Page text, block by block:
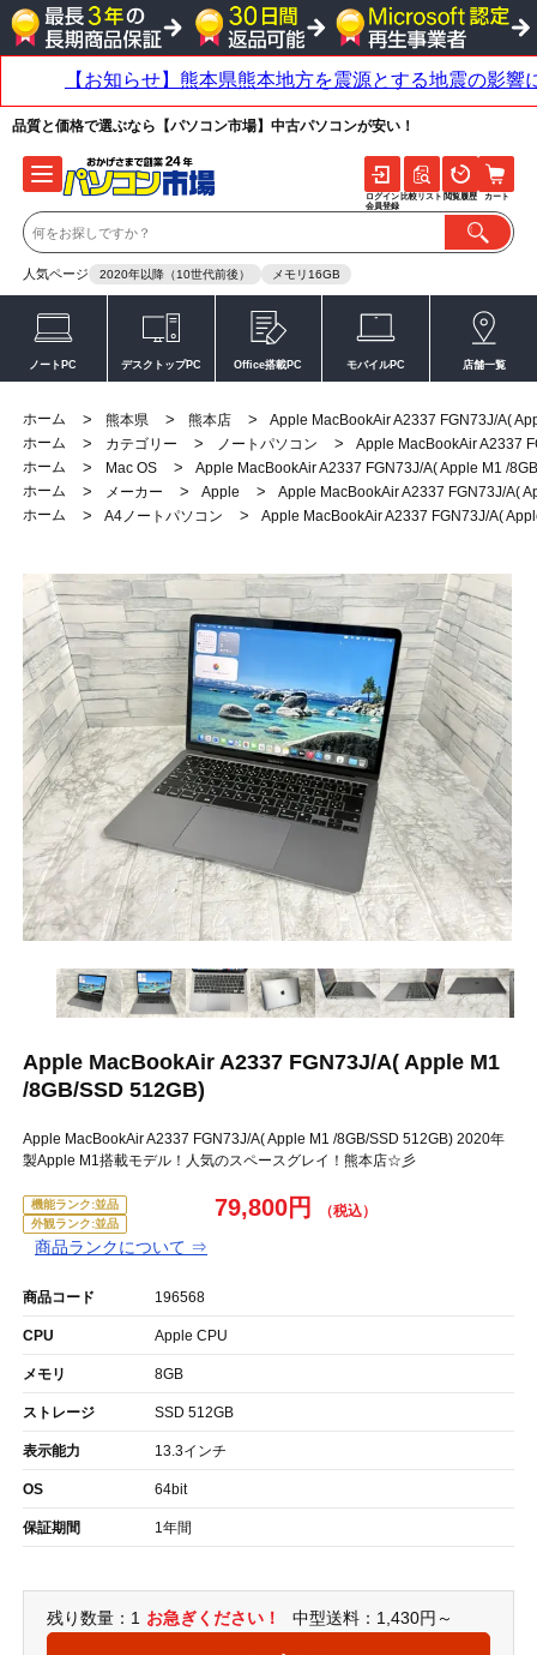
品質と価格で選ぶなら【パソコン市場】中古パソコンが安い！
人気ページ 2020年以降（10世代前後） メモリ16GB
ログイン
会員登録
比較リスト 閲覧履歴 カート
ノートPC デスクトップPC Office搭載PC モバイルPC 店舗一覧
ホーム > 熊本県 > 熊本店 >
Apple MacBookAir A2337 FGN73J/A(
ホーム
> カテゴリー > ノートパソコン >
Apple MacBookAir A2337
ホーム
> Mac OS >
Apple MacBookAir A2337 FGN73J/A( Apple M1 /
ホーム
> メーカー > Apple >
Apple MacBookAir A2337 FGN73J/A(
ホーム
> A4ノートパソコン > Apple MacBookAir A2337 FGN73J/A(
Apple MacBookAir A2337 FGN73J/A( Apple M1
/8GB/SSD 512GB)
Apple MacBookAir A2337 FGN73J/A( Apple M1 /8GB/SSD 512GB) 2020年
製Apple M1搭載モデル！人気のスペースグレイ！熊本店☆彡
機能ランク:並品
外観ランク:並品
商品ランクについて ⇒
79,800円
商品コード 196568
CPU Apple CPU
メモリ 8GB
ストレージ SSD 512GB
表示能力 13.3インチ
OS 64bit
保証期間 1年間
残り数量：1 お急ぎください！ 中型送料：1,430円～